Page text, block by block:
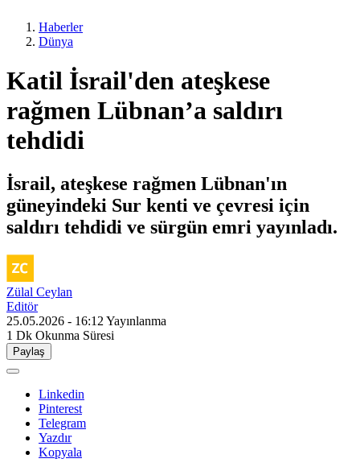
Haberler
Dünya
Katil İsrail'den ateşkese
rağmen Lübnan’a saldırı
tehdidi
İsrail, ateşkese rağmen Lübnan'ın
güneyindeki Sur kenti ve çevresi için
saldırı tehdidi ve sürgün emri yayınladı.
Zülal Ceylan
Editör
25.05.2026 - 16:12 Yayınlanma
1 Dk Okunma Süresi
Paylaş
Linkedin
Pinterest
Telegram
Yazdır
Kopyala